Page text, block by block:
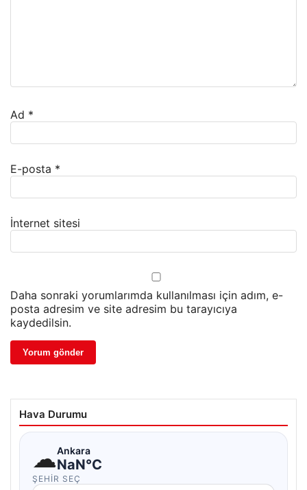
Ad *
E-posta *
İnternet sitesi
Daha sonraki yorumlarımda kullanılması için adım, e-
posta adresim ve site adresim bu tarayıcıya
kaydedilsin.
Hava Durumu
☁Ankara
NaN°C
ŞEHIR SEÇ